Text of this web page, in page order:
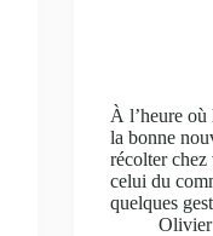
À l’heure où
la bonne
récolter
celui du
quelques